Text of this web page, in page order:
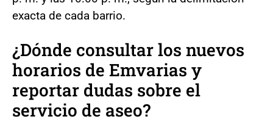
exacta de cada barrio.
¿Dónde consultar los nuevos
horarios de Emvarias y
reportar dudas sobre el
servicio de aseo?